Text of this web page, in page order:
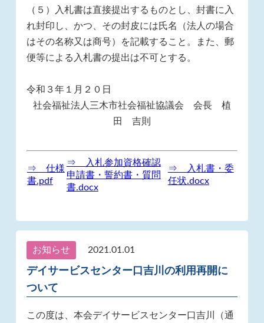
（５）入札書は直接提出するものとし、封書に入
れ封印し、かつ、その封皮には氏名（法人の場合
はその名称又は商号）を記載すること。また、郵
便等による入札書の提出は不可とする。
令和３年１月２０日
社会福祉法人三木市社会福祉協議会 会長 植
田 吉則
⇒ 仕様
書.pdf
⇒ 入札参加資格確認
申請書・誓約書・質問
書.docx
⇒ 入札書・委
任状.docx
お知らせ 2021.01.01
デイサービスセンター口吉川の利用再開に
ついて
この度は、本会デイサービスセンター口吉川（通